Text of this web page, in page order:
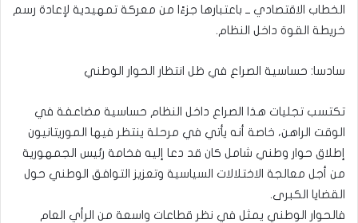
الخطاب الاقتصادي ــ باعتبارها جزءًا من معركة تمهيدية لإعادة رسم
خريطة القوة داخل النظام.
سادسا: حساسية الصراع في ظل انتظار الحوار الوطني
تكتسب تجليات هذا الصراع داخل النظام حساسية مضاعفة في
الوقت الراهن، خاصة أنه يأتي في مرحلة ينتظر فيها الموريتانيون
إطلاق حوار وطني شامل كان قد دعا إليه فخامة رئيس الجمهورية
من أجل معالجة الاختلالات السياسية وتعزيز التوافق الوطني حول
القضايا الكبرى.
فالحوار الوطني يمثل في نظر قطاعات واسعة من الرأي العام